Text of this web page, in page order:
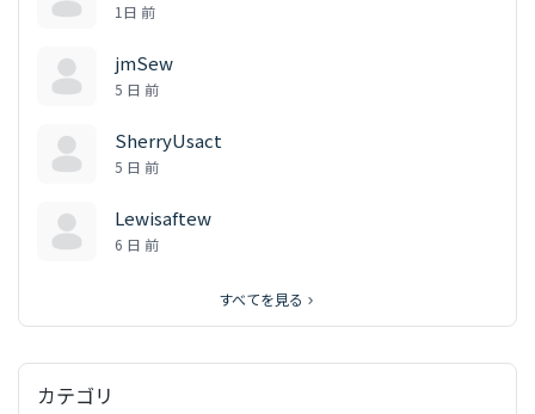
1日 前
jmSew
5 日 前
SherryUsact
5 日 前
Lewisaftew
6 日 前
すべてを見る
カテゴリ